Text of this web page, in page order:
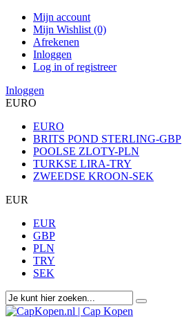
Mijn account
Mijn Wishlist (0)
Afrekenen
Inloggen
Log in of registreer
Inloggen
EURO
EURO
BRITS POND STERLING-GBP
POOLSE ZLOTY-PLN
TURKSE LIRA-TRY
ZWEEDSE KROON-SEK
EUR
EUR
GBP
PLN
TRY
SEK